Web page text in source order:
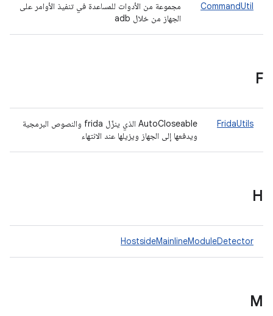
CommandUtil
مجموعة من الأدوات للمساعدة في تنفيذ الأوامر على
الجهاز من خلال adb
F
FridaUtils
AutoCloseable الذي ينزّل frida والنصوص البرمجية
ويدفعها إلى الجهاز ويزيلها عند الانتهاء
H
HostsideMainlineModuleDetector
M